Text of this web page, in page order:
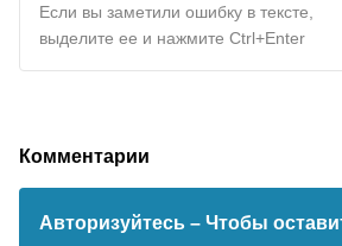
Если вы заметили ошибку в тексте,
выделите ее и нажмите Ctrl+Enter
Комментарии
Авторизуйтесь – Чтобы